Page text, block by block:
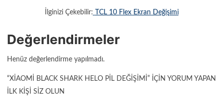
İlginizi Çekebilir: TCL 10 Flex Ekran Değişimi
Değerlendirmeler
Henüz değerlendirme yapılmadı.
“XIAOMI BLACK SHARK HELO PIL DEĞIŞIMI” IÇIN YORUM YAPAN
ILK KIŞI SIZ OLUN